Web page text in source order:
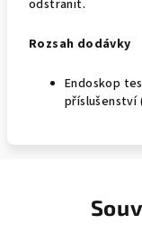
odstranit.
Rozsah dodávky
Endoskop
příslušenství